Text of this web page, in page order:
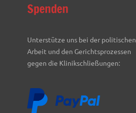
Spenden
Unterstütze uns bei der politischen
Arbeit und den Gerichtsprozessen
gegen die Klinikschließungen: